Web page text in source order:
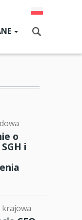
o
i
krajowa